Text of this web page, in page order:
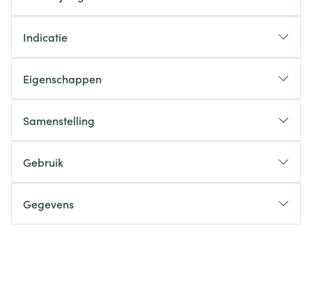
Indicatie
Eigenschappen
Samenstelling
Gebruik
Gegevens